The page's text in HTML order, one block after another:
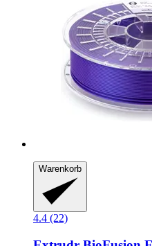
Warenkorb
4.4 (22)